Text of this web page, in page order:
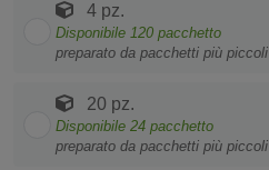
4 pz.
Disponibile 120 pacchetto
preparato da pacchetti più piccoli
20 pz.
Disponibile 24 pacchetto
preparato da pacchetti più piccoli